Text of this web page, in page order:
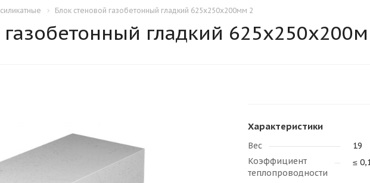
Блок стеновой газобетонный гладкий 625х250х200мм 2
газобетонный гладкий
Характеристики
Вес
19
Коэффициент
теплопроводности
≤